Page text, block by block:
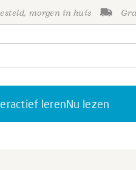
morgen in huis
lerenNu lezen